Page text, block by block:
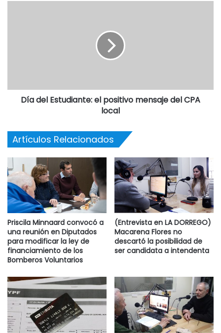
Día del Estudiante: el positivo mensaje del CPA
local
Artículos Relacionados
Priscila Minnaard convocó a
una reunión en Diputados
para modificar la ley de
financiamiento de los
Bomberos Voluntarios
(Entrevista en LA DORREGO)
Macarena Flores no
descartó la posibilidad de
ser candidata a intendenta